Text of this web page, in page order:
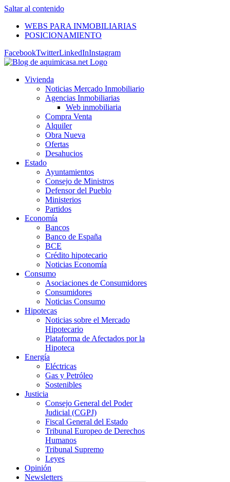
Saltar al contenido
WEBS PARA INMOBILIARIAS
POSICIONAMIENTO
FacebookTwitterLinkedInInstagram
Vivienda
Noticias Mercado Inmobiliario
Agencias Inmobiliarias
Web inmobiliaria
Compra Venta
Alquiler
Obra Nueva
Ofertas
Desahucios
Estado
Ayuntamientos
Consejo de Ministros
Defensor del Pueblo
Ministerios
Partidos
Economía
Bancos
Banco de España
BCE
Crédito hipotecario
Noticias Economía
Consumo
Asociaciones de Consumidores
Consumidores
Noticias Consumo
Hipotecas
Noticias sobre el Mercado
Hipotecario
Plataforma de Afectados por la
Hipoteca
Energía
Eléctricas
Gas y Petróleo
Sostenibles
Justicia
Consejo General del Poder
Judicial (CGPJ)
Fiscal General del Estado
Tribunal Europeo de Derechos
Humanos
Tribunal Supremo
Leyes
Opinión
Newsletters